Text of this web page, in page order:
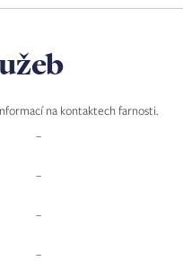
na kontaktech farnosti.
–
–
–
–